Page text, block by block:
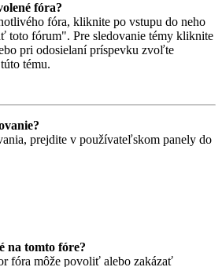
fóra?
fóra, kliknite po vstupu do neho
toto fórum". Pre sledovanie témy kliknite
pri odosielaní príspevku zvoľte
tému.
prejdite v používateľskom panely do
na tomto fóre?
fóra môže povoliť alebo zakázať